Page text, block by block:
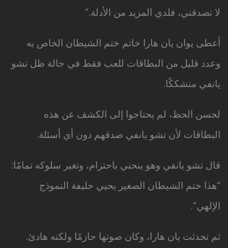
لا تصدقني، فلدي المزيد من الأدلة.”
أعطى يوان يان هارا خاتم ختم الشيطان الخاص به
وعدد قليل من البطاقات للعب فقط في حالة ظل تشو
يانفي متشككًا.
لحسن الحظ، لم يحتاجوا إلى الكشف عن هذه
البطاقات لأن تشو يانفي صدقهم دون أي أسئلة.
قال تشو يانفي وهو ينحني باحترام، وتغير سلوكه تمامًا:
“هذا ختم الشيطان الصغير يحيي خليفة النموذج
الإلهي”.
ثم تحدثت يان هارا، وكان صوتها حازمًا ولكنه هادئ.